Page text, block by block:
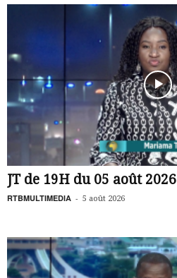
JT de 19H du 05 août 2026
RTBMULTIMEDIA - 5 août 2026